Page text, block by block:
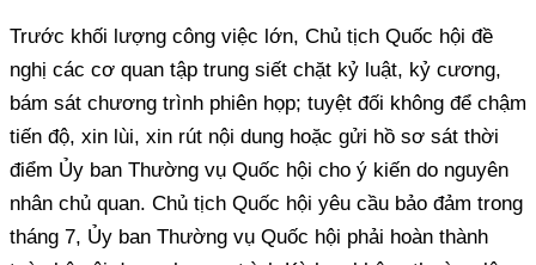
Trước khối lượng công việc lớn, Chủ tịch Quốc hội đề
nghị các cơ quan tập trung siết chặt kỷ luật, kỷ cương,
bám sát chương trình phiên họp; tuyệt đối không để chậm
tiến độ, xin lùi, xin rút nội dung hoặc gửi hồ sơ sát thời
điểm Ủy ban Thường vụ Quốc hội cho ý kiến do nguyên
nhân chủ quan. Chủ tịch Quốc hội yêu cầu bảo đảm trong
tháng 7, Ủy ban Thường vụ Quốc hội phải hoàn thành